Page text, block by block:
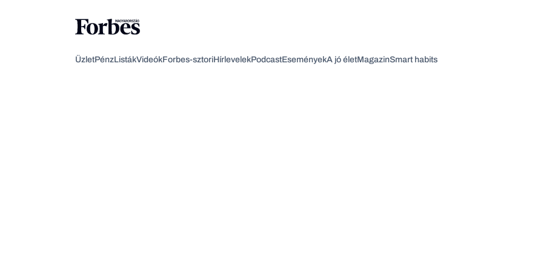
ÜzletPénzListákVideókForbes-sztoriHírlevelekPodcastEseményekA jó életMagazinSmart habits